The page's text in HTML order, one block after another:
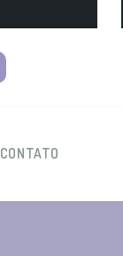
CONTATO